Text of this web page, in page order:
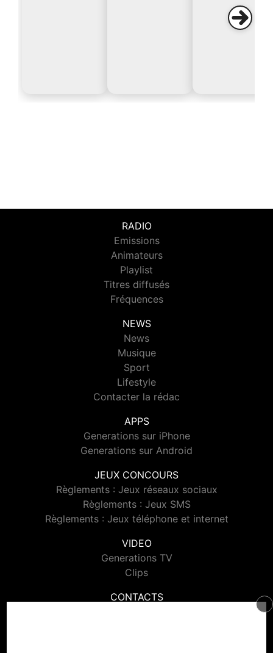
RADIO
Emissions
Animateurs
Playlist
Titres diffusés
Fréquences
NEWS
News
Musique
Sport
Lifestyle
Contacter la rédac
APPS
Generations sur iPhone
Generations sur Android
JEUX CONCOURS
Règlements : Jeux réseaux sociaux
Règlements : Jeux SMS
Règlements : Jeux téléphone et internet
VIDEO
Generations TV
Clips
CONTACTS